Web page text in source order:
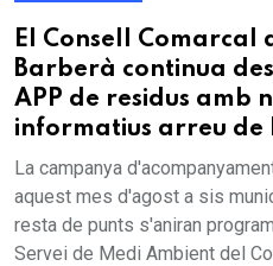
El Consell Comarcal
Barberà continua
APP de residus amb
informatius arreu de
La campanya
aquest mes d'agost a sis
resta de punts s'aniran
Servei de Medi Ambient del